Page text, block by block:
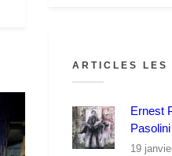
ARTICLES LES
Ernest
19